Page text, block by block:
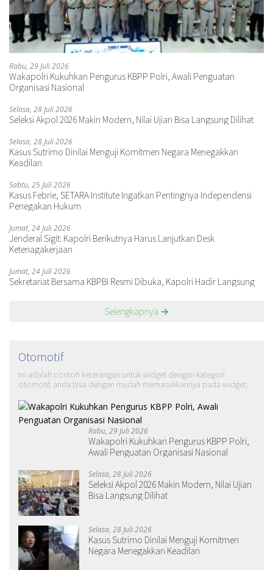
Rabu, 29 Juli 2026
Wakapolri Kukuhkan Pengurus KBPP Polri, Awali Penguatan
Organisasi Nasional
Selasa, 28 Juli 2026
Seleksi Akpol 2026 Makin Modern, Nilai Ujian Bisa Langsung Dilihat
Selasa, 28 Juli 2026
Kasus Sutrimo Dinilai Menguji Komitmen Negara Menegakkan
Keadilan
Sabtu, 25 Juli 2026
Kasus Febrie, SETARA Institute Ingatkan Pentingnya Independensi
Penegakan Hukum
Jumat, 24 Juli 2026
Jenderal Sigit: Kapolri Berikutnya Harus Lanjutkan Desk
Ketenagakerjaan
Jumat, 24 Juli 2026
Sekretariat Bersama KBPBI Resmi Dibuka, Kapolri Hadir Langsung
Selengkapnya
Otomotif
Ini adalah contoh keterangan untuk widget dengan kategori
otomotif, anda bisa dengan mudah memasukkannya pada widget.
Rabu, 29 Juli 2026
Wakapolri Kukuhkan Pengurus KBPP Polri,
Awali Penguatan Organisasi Nasional
Selasa, 28 Juli 2026
Seleksi Akpol 2026 Makin Modern, Nilai Ujian
Bisa Langsung Dilihat
Selasa, 28 Juli 2026
Kasus Sutrimo Dinilai Menguji Komitmen
Negara Menegakkan Keadilan